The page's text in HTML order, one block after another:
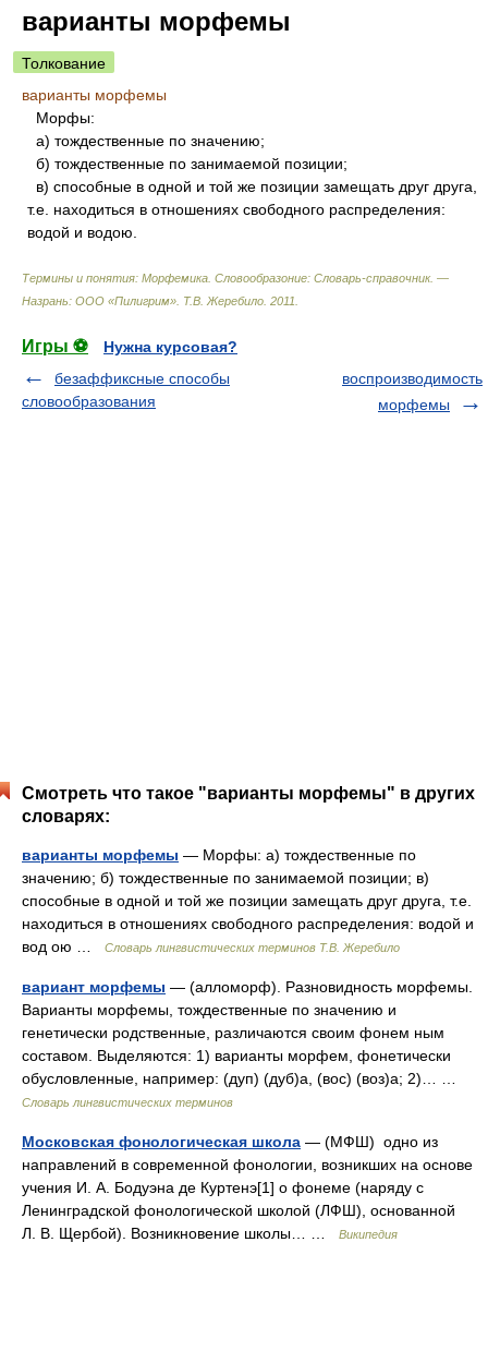
варианты морфемы
Толкование
варианты морфемы
Морфы:
а) тождественные по значению;
б) тождественные по занимаемой позиции;
в) способные в одной и той же позиции замещать друг друга,
т.е. находиться в отношениях свободного распределения:
водой и водою.
Термины и понятия: Морфемика. Словообразоние: Словарь-справочник. —
Назрань: ООО «Пилигрим» Т.В. Жеребило 2011
Игры ⚽
Нужна курсовая?
безаффиксные способы
словообразования
воспроизводимость
морфемы
Смотреть что такое "варианты морфемы" в других
словарях:
варианты морфемы — Морфы: а) тождественные по
значению; б) тождественные по занимаемой позиции; в)
способные в одной и той же позиции замещать друг друга, т.е.
находиться в отношениях свободного распределения: водой и
вод ою …
Словарь лингвистических терминов Т.В. Жеребило
вариант морфемы — (алломорф). Разновидность морфемы.
Варианты морфемы, тождественные по значению и
генетически родственные, различаются своим фонем ным
составом. Выделяются: 1) варианты морфем, фонетически
обусловленные, например: (дуп) (дуб)а, (вос) (воз)а; 2)… …
Словарь лингвистических терминов
Московская фонологическая школа — (МФШ) одно из
направлений в современной фонологии, возникших на основе
учения И. А. Бодуэна де Куртенэ[1] о фонеме (наряду с
Ленинградской фонологической школой (ЛФШ), основанной
Л. В. Щербой). Возникновение школы… …
Википедия